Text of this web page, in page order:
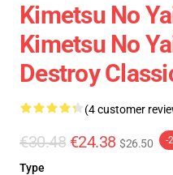
Kimetsu No
Kimetsu No
Destroy
(4 customer
€30.48 €24.38 $26.50 -
Type